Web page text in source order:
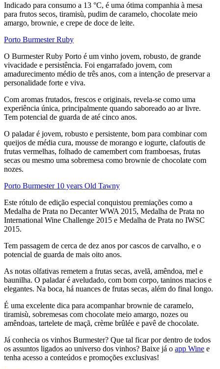
Indicado para consumo a 13 °C, é uma ótima companhia à mesa
para frutos secos, tiramisù, pudim de caramelo, chocolate meio
amargo, brownie, e crepe de doce de leite.
Porto Burmester Ruby
O Burmester Ruby Porto é um vinho jovem, robusto, de grande
vivacidade e persistência. Foi engarrafado jovem, com
amadurecimento médio de três anos, com a intenção de preservar a
personalidade forte e viva.
Com aromas frutados, frescos e originais, revela-se como uma
experiência única, principalmente quando saboreado ao ar livre.
Tem potencial de guarda de até cinco anos.
O paladar é jovem, robusto e persistente, bom para combinar com
queijos de média cura, mousse de morango e iogurte, clafoutis de
frutas vermelhas, folhado de camembert com framboesas, frutas
secas ou mesmo uma sobremesa como brownie de chocolate com
nozes.
Porto Burmester 10 years Old Tawny
Este rótulo de edição especial conquistou premiações como a
Medalha de Prata no Decanter WWA 2015, Medalha de Prata no
International Wine Challenge 2015 e Medalha de Prata no IWSC
2015.
Tem passagem de cerca de dez anos por cascos de carvalho, e o
potencial de guarda de mais oito anos.
As notas olfativas remetem a frutas secas, avelã, amêndoa, mel e
baunilha. O paladar é aveludado, com bom corpo, taninos macios e
elegantes. Na boca, há nuances de frutas secas, além do final longo.
É uma excelente dica para acompanhar brownie de caramelo,
tiramisù, sobremesas com chocolate meio amargo, nozes ou
amêndoas, tartelete de maçã, crème brûlée e pavê de chocolate.
Já conhecia os vinhos Burmester? Que tal ficar por dentro de todos
os assuntos ligados ao universo dos vinhos? Baixe já o app Wine e
tenha acesso a conteúdos e promoções exclusivas!